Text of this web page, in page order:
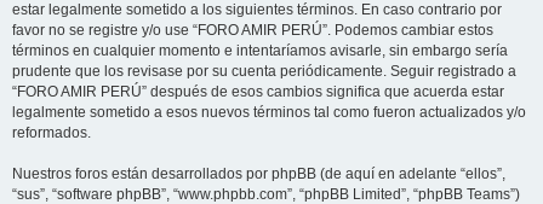
estar legalmente sometido a los siguientes términos. En caso contrario por
favor no se registre y/o use “FORO AMIR PERÚ”. Podemos cambiar estos
términos en cualquier momento e intentaríamos avisarle, sin embargo sería
prudente que los revisase por su cuenta periódicamente. Seguir registrado a
“FORO AMIR PERÚ” después de esos cambios significa que acuerda estar
legalmente sometido a esos nuevos términos tal como fueron actualizados y/o
reformados.
Nuestros foros están desarrollados por phpBB (de aquí en adelante “ellos”,
“sus”, “software phpBB”, “www.phpbb.com”, “phpBB Limited”, “phpBB Teams”)